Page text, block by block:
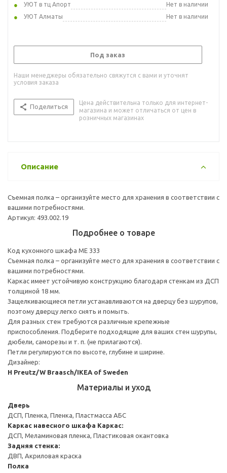
УЮТ в тц Апорт
Нет в наличии
УЮТ Алматы
Нет в наличии
Под заказ
Наши менеджеры обязательно свяжутся с вами и уточнят
условия заказа
Поделиться
Цена действительна только для интернет-
магазина и может отличаться от цен в
розничных магазинах
Описание
Съемная полка – организуйте место для хранения в соответствии с
вашими потребностями.
Артикул: 493.002.19
Подробнее о товаре
Код кухонного шкафа ME 333
Съемная полка – организуйте место для хранения в соответствии с
вашими потребностями.
Каркас имеет устойчивую конструкцию благодаря стенкам из ДСП
толщиной 18 мм.
Защелкивающиеся петли устанавливаются на дверцу без шурупов,
поэтому дверцу легко снять и помыть.
Для разных стен требуются различные крепежные
приспособления. Подберите подходящие для ваших стен шурупы,
дюбели, саморезы и т. п. (не прилагаются).
Петли регулируются по высоте, глубине и ширине.
Дизайнер:
H Preutz/W Braasch/IKEA of Sweden
Материалы и уход
Дверь
ДСП, Пленка, Пленка, Пластмасса АБС
Каркас навесного шкафа Каркас:
ДСП, Меламиновая пленка, Пластиковая окантовка
Задняя стенка:
ДВП, Акриловая краска
Полка